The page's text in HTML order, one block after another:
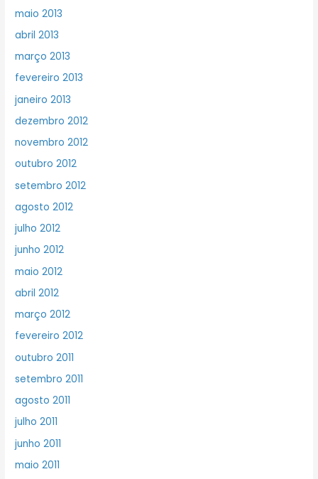
maio 2013
abril 2013
março 2013
fevereiro 2013
janeiro 2013
dezembro 2012
novembro 2012
outubro 2012
setembro 2012
agosto 2012
julho 2012
junho 2012
maio 2012
abril 2012
março 2012
fevereiro 2012
outubro 2011
setembro 2011
agosto 2011
julho 2011
junho 2011
maio 2011